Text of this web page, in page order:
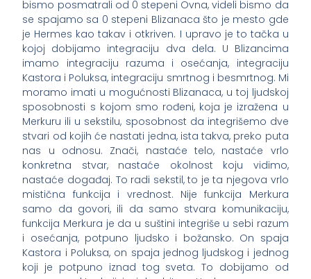
bismo posmatrali od 0 stepeni Ovna, videli bismo da
se spajamo sa 0 stepeni Blizanaca što je mesto gde
je Hermes kao takav i otkriven. I upravo je to tačka u
kojoj dobijamo integraciju dva dela. U Blizancima
imamo integraciju razuma i osećanja, integraciju
Kastora i Poluksa, integraciju smrtnog i besmrtnog. Mi
moramo imati u mogućnosti Blizanaca, u toj ljudskoj
sposobnosti s kojom smo rođeni, koja je izražena u
Merkuru ili u sekstilu, sposobnost da integrišemo dve
stvari od kojih će nastati jedna, ista takva, preko puta
nas u odnosu. Znači, nastaće telo, nastaće vrlo
konkretna stvar, nastaće okolnost koju vidimo,
nastaće događaj. To radi sekstil, to je ta njegova vrlo
mistična funkcija i vrednost. Nije funkcija Merkura
samo da govori, ili da samo stvara komunikaciju,
funkcija Merkura je da u suštini integriše u sebi razum
i osećanja, potpuno ljudsko i božansko. On spaja
Kastora i Poluksa, on spaja jednog ljudskog i jednog
koji je potpuno iznad tog sveta. To dobijamo od